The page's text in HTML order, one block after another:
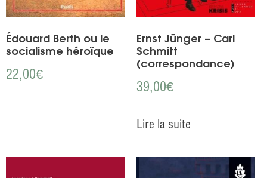
Édouard Berth ou le
socialisme héroïque
22,00€
Ernst Jünger – Carl
Schmitt
(correspondance)
39,00€
Lire la suite